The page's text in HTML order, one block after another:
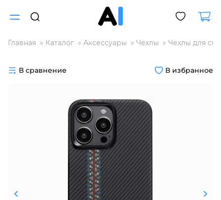
Главная Каталог Аксессуары Чехлы Чехлы для
В сравнение В избранное
Разбейте
на части
без переплат
График платежей
25